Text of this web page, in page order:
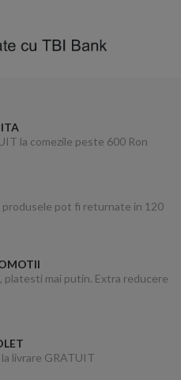
la comezile peste 600 Ron
produsele pot fi returnate in 120
platesti mai putin. Extra reducere
livrare GRATUIT